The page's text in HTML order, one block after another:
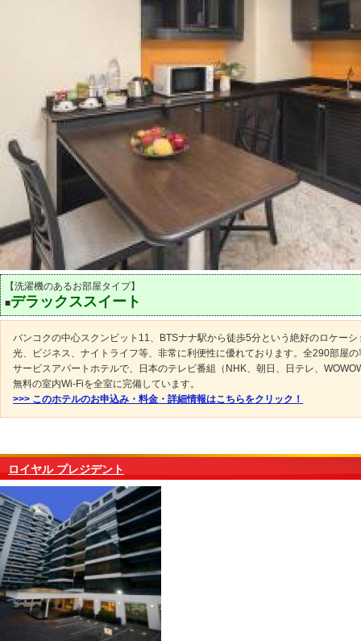
【洗濯機のあるお部屋タイプ】
■デラックススイート
バンコクの中心スクンビット11、BTSナナ駅から徒歩5分という絶好のロケーシ
光、ビジネス、ナイトライフ等、非常に利便性に優れております。全290部屋
サービスアパートホテルで、日本のテレビ番組（NHK、朝日、日テレ、
無料の室内Wi-Fiを全室に完備しています。
>>> このホテルのお申込み・料金・詳細情報はこちらをクリック！
ロイヤル プレジデント